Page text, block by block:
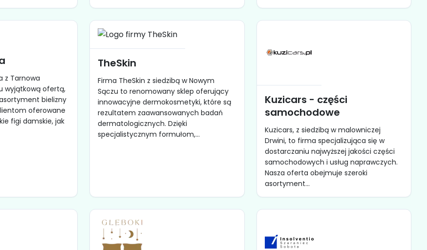
z Tarnowa
wyjątkową ofertą,
bielizny
oferowane
figi damskie, jak
TheSkin
Firma TheSkin z siedzibą w Nowym
Sączu to renomowany sklep oferujący
innowacyjne dermokosmetyki, które są
rezultatem zaawansowanych badań
dermatologicznych. Dzięki
specjalistycznym formułom,...
Kuzicars - części
samochodowe
Kuzicars, z siedzibą w malowniczej
Drwini, to firma specjalizująca się w
dostarczaniu najwyższej jakości części
samochodowych i usług naprawczych.
Nasza oferta obejmuje szeroki
asortyment...